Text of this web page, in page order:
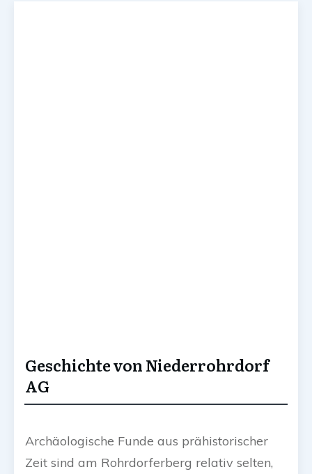
Geschichte von Niederrohrdorf
AG
Archäologische Funde aus prähistorischer
Zeit sind am Rohrdorferberg relativ selten,